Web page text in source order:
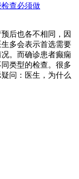
查必须做
后也各不相同，因
多会表示首选需要
。而确诊患者癫痫
类型的检查。很多
问：医生，为什么